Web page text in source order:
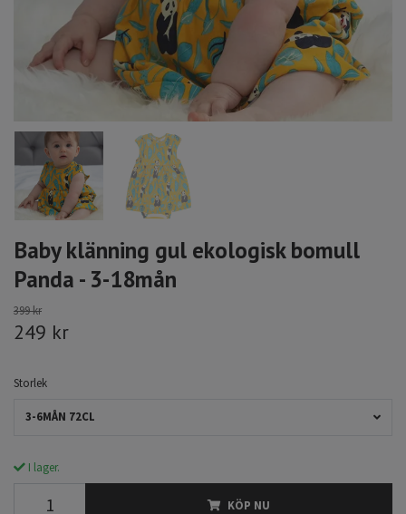
Baby klänning gul ekologisk bomull
Panda - 3-18mån
399 kr
249 kr
Storlek
3-6MÅN 72CL
I lager.
KÖP NU